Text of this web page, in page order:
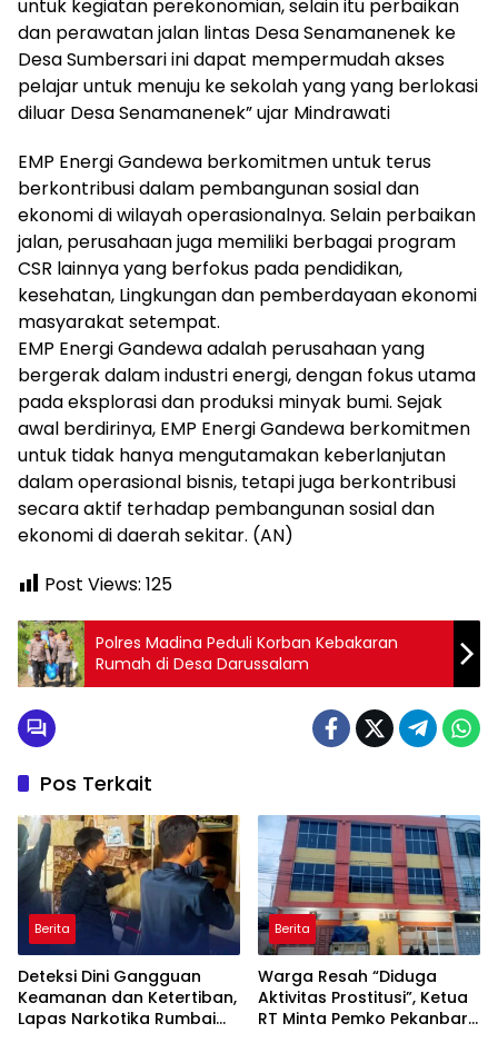
untuk kegiatan perekonomian, selain itu perbaikan
dan perawatan jalan lintas Desa Senamanenek ke
Desa Sumbersari ini dapat mempermudah akses
pelajar untuk menuju ke sekolah yang yang berlokasi
diluar Desa Senamanenek” ujar Mindrawati
EMP Energi Gandewa berkomitmen untuk terus
berkontribusi dalam pembangunan sosial dan
ekonomi di wilayah operasionalnya. Selain perbaikan
jalan, perusahaan juga memiliki berbagai program
CSR lainnya yang berfokus pada pendidikan,
kesehatan, Lingkungan dan pemberdayaan ekonomi
masyarakat setempat.
EMP Energi Gandewa adalah perusahaan yang
bergerak dalam industri energi, dengan fokus utama
pada eksplorasi dan produksi minyak bumi. Sejak
awal berdirinya, EMP Energi Gandewa berkomitmen
untuk tidak hanya mengutamakan keberlanjutan
dalam operasional bisnis, tetapi juga berkontribusi
secara aktif terhadap pembangunan sosial dan
ekonomi di daerah sekitar. (AN)
Post Views: 125
Polres Madina Peduli Korban Kebakaran
Rumah di Desa Darussalam
Pos Terkait
Berita
Deteksi Dini Gangguan
Keamanan dan Ketertiban,
Lapas Narkotika Rumbai
Berita
Warga Resah “Diduga
Aktivitas Prostitusi”, Ketua
RT Minta Pemko Pekanbaru